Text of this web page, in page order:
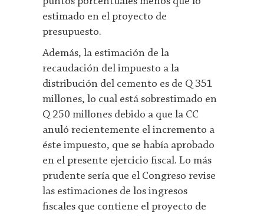
estimado en el proyecto de
presupuesto.
Además, la estimación de la
recaudación del impuesto a la
distribución del cemento es de Q 351
millones, lo cual está sobrestimado en
Q 250 millones debido a que la CC
anuló recientemente el incremento a
éste impuesto, que se había aprobado
en el presente ejercicio fiscal. Lo más
prudente sería que el Congreso revise
las estimaciones de los ingresos
fiscales que contiene el proyecto de